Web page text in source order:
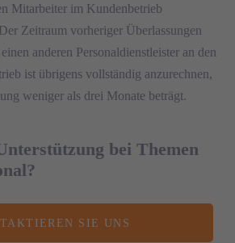
Mitarbeiter im Kundenbetrieb
Zeitraum vorheriger Überlassungen
anderen Personaldienstleister an den
ist übrigens vollständig anzurechnen,
weniger als drei Monate beträgt.
bei Themen
SIE UNS